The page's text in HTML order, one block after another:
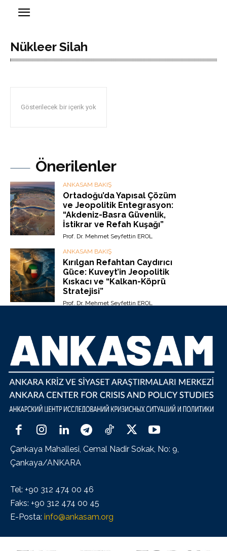
Nükleer Silah
Gösterilecek bir içerik yok
Önerilenler
ANKASAM BAKIŞ
Ortadoğu’da Yapısal Çözüm
ve Jeopolitik Entegrasyon:
“Akdeniz-Basra Güvenlik,
İstikrar ve Refah Kuşağı”
Prof. Dr. Mehmet Seyfettin EROL
ANKASAM BAKIŞ
Kırılgan Refahtan Caydırıcı
Güce: Kuveyt’in Jeopolitik
Kıskacı ve “Kalkan-Köprü
Stratejisi”
Prof. Dr. Mehmet Seyfettin EROL
Çankaya Mahallesi, Cemal Nadir Sokak, No: 9,
Çankaya/ANKARA
Tel: +90 312 474 00 46
Faks: +90 312 474 00 45
E-Posta: info@ankasam.org